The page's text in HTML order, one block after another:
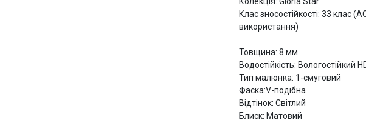
Клас зносостійкості: 33 клас
використання)
Товщина: 8 мм
Водостійкість: Вологостійкий
Тип малюнка: 1-смуговий
Фаска:V-подібна
Відтінок: Світлий
Блиск: Матовий